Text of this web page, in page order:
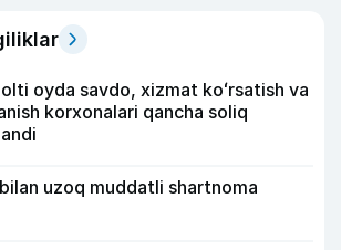
oyda savdo, xizmat koʻrsatish va
korxonalari qancha soliq
uzoq muddatli shartnoma